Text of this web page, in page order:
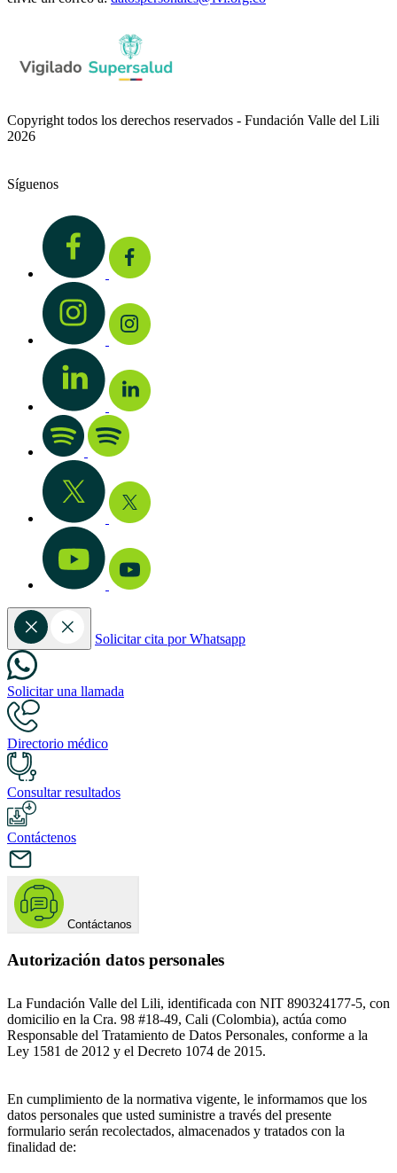
Copyright todos los derechos reservados - Fundación Valle del Lili
2026
Síguenos
Solicitar cita por Whatsapp
Solicitar una llamada
Directorio médico
Consultar resultados
Contáctenos
Contáctanos
Autorización datos personales
La Fundación Valle del Lili, identificada con NIT 890324177-5, con
domicilio en la Cra. 98 #18-49, Cali (Colombia), actúa como
Responsable del Tratamiento de Datos Personales, conforme a la
Ley 1581 de 2012 y el Decreto 1074 de 2015.
En cumplimiento de la normativa vigente, le informamos que los
datos personales que usted suministre a través del presente
formulario serán recolectados, almacenados y tratados con la
finalidad de: